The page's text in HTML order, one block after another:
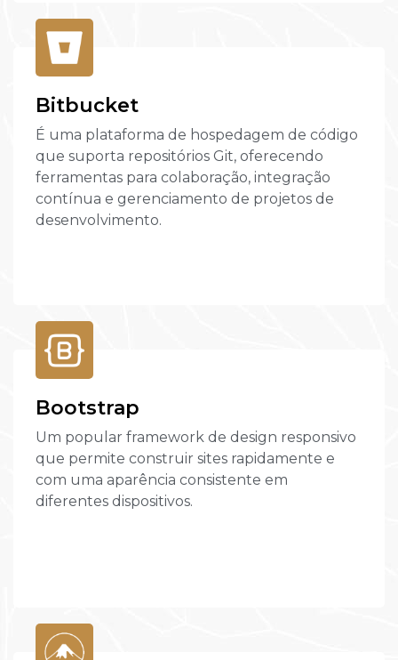
Bitbucket
É uma plataforma de hospedagem de código
que suporta repositórios Git, oferecendo
ferramentas para colaboração, integração
contínua e gerenciamento de projetos de
desenvolvimento.
Bootstrap
Um popular framework de design responsivo
que permite construir sites rapidamente e
com uma aparência consistente em
diferentes dispositivos.